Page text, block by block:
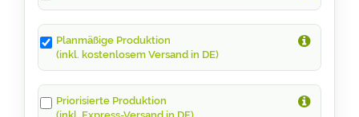
Planmäßige Produktion
(inkl. kostenlosem Versand in DE)
Priorisierte Produktion